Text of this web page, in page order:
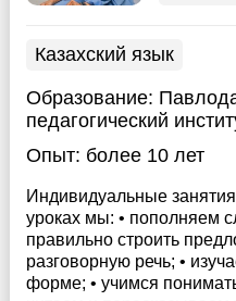
Казахский язык
Образование:
педагогический
Опыт: более 10 лет
Индивидуальные
уроках мы: • пополняем
правильно строить
разговорную речь; •
форме; • учимся